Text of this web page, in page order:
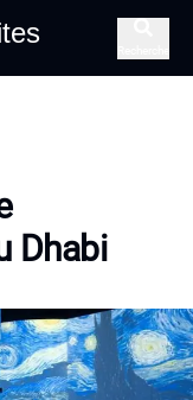
Dhabi